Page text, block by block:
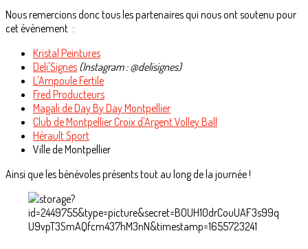
Nous remercions donc tous les partenaires qui nous ont soutenu pour
cet évènement :
Kristal Peintures
Deli'Signes (Instagram : @delisignes)
L'Ampoule Fertile
Fred Producteurs
Magali de Day By Day Montpellier
Club de Montpellier Croix d'Argent Volley Ball
Hérault Sport
Ville de Montpellier
Ainsi que les bénévoles présents tout au long de la journée !